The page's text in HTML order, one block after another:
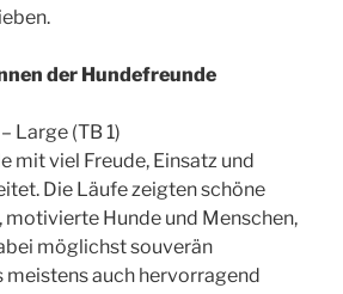
der Hundefreunde
Large (TB 1)
mit viel Freude, Einsatz und
Die Läufe zeigten schöne
Hunde und Menschen,
möglichst souverän
meistens auch hervorragend